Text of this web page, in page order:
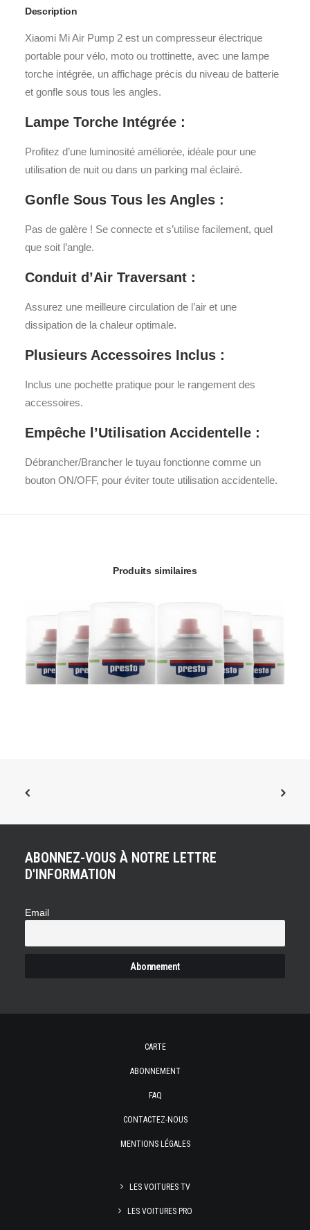
Description
Xiaomi Mi Air Pump 2 est un compresseur électrique
portable pour vélo, moto ou trottinette, avec une lampe
torche intégrée, un affichage précis du niveau de batterie
et gonfle sous tous les angles.
Lampe Torche Intégrée :
Profitez d’une luminosité améliorée, idéale pour une
utilisation de nuit ou dans un parking mal éclairé.
Gonfle Sous Tous les Angles :
Pas de galère ! Se connecte et s’utilise facilement, quel
que soit l’angle.
Conduit d’Air Traversant :
Assurez une meilleure circulation de l’air et une
dissipation de la chaleur optimale.
Plusieurs Accessoires Inclus :
Inclus une pochette pratique pour le rangement des
accessoires.
Empêche l’Utilisation Accidentelle :
Débrancher/Brancher le tuyau fonctionne comme un
bouton ON/OFF, pour éviter toute utilisation accidentelle.
Produits similaires
ACHETER LE PRODUIT
Presto Nettoyant pour Freins Power (Lot de 6)
ABONNEZ-VOUS À NOTRE LETTRE
D'INFORMATION
Email
CARTE
ABONNEMENT
FAQ
CONTACTEZ-NOUS
MENTIONS LÉGALES
LES VOITURES TV
LES VOITURES PRO